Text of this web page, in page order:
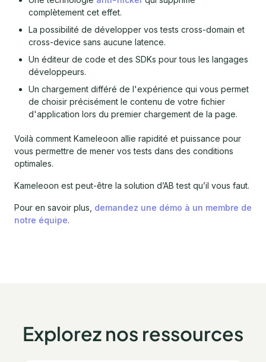
complètement cet effet.
La possibilité de développer vos tests cross-domain et
cross-device sans aucune latence.
Un éditeur de code et des SDKs pour tous les langages
développeurs.
Un chargement différé de l'expérience qui vous permet
de choisir précisément le contenu de votre fichier
d'application lors du premier chargement de la page.
Voilà comment Kameleoon allie rapidité et puissance pour
vous permettre de mener vos tests dans des conditions
optimales.
Kameleoon est peut-être la solution d’AB test qu’il vous faut.
Pour en savoir plus, demandez une démo à un membre de
notre équipe.
Explorez nos ressources